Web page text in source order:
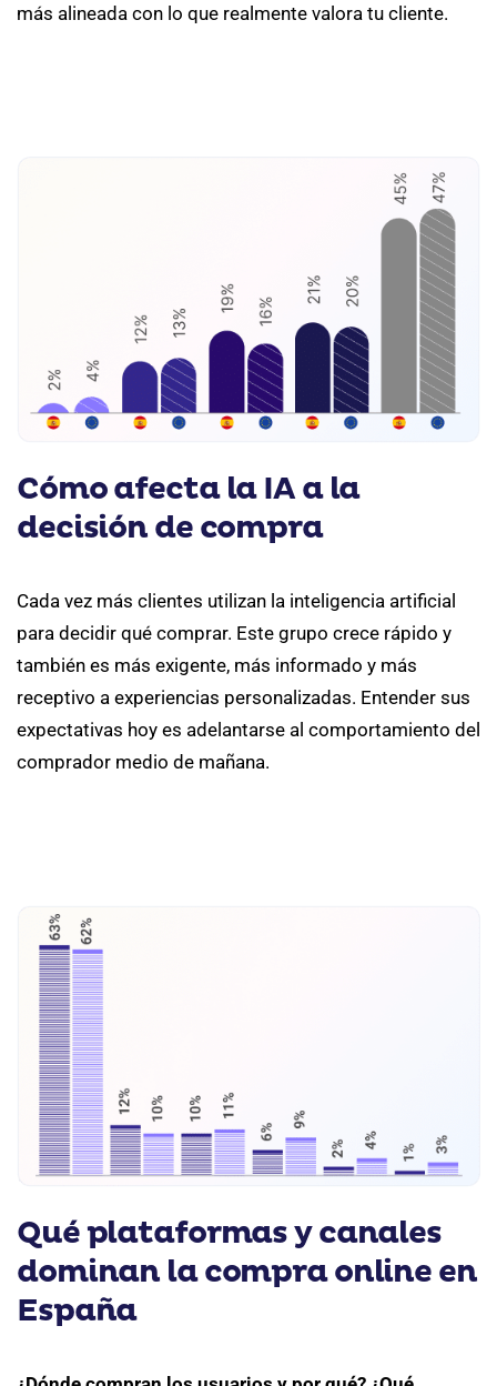
más alineada con lo que realmente valora tu cliente.
Cómo afecta la IA a la
decisión de compra
Cada vez más clientes utilizan la inteligencia artificial
para decidir qué comprar. Este grupo crece rápido y
también es más exigente, más informado y más
receptivo a experiencias personalizadas. Entender sus
expectativas hoy es adelantarse al comportamiento del
comprador medio de mañana.
Qué plataformas y canales
dominan la compra online en
España